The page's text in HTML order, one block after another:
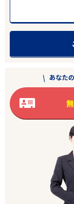
あなた